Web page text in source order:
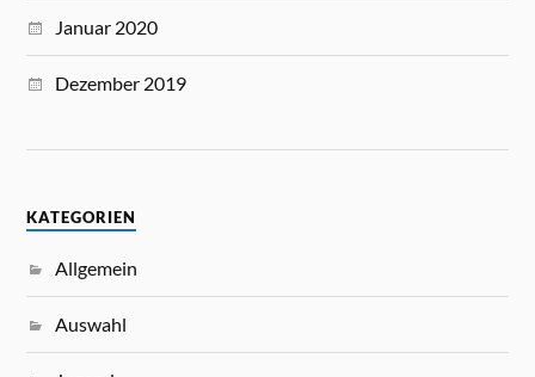
Januar 2020
Dezember 2019
KATEGORIEN
Allgemein
Auswahl